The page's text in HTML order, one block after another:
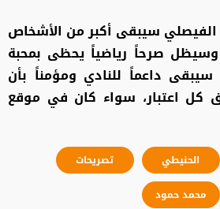
سيبقى أكبر من الأشخاص
وسيظل صرحاً رياضياً يحظى بمحبة
سيبقى داعماً للنادي ومؤمناً بأن
كل اعتبار، سواء كان في موقع
الحنيطي
تصريحات
محمد حمود